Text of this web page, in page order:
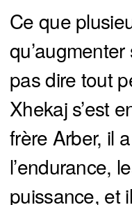
Ce que
pas dire tout
Xhekaj s’est
frère Arber, il
l’endurance,
puissance, et